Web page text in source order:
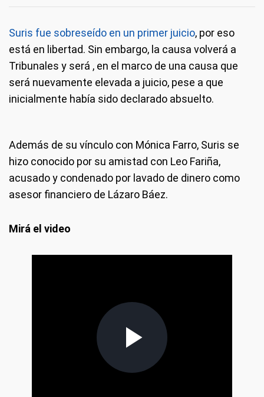
Suris fue sobreseído en un primer juicio, por eso
está en libertad. Sin embargo, la causa volverá a
Tribunales y será , en el marco de una causa que
será nuevamente elevada a juicio, pese a que
inicialmente había sido declarado absuelto.
Además de su vínculo con Mónica Farro, Suris se
hizo conocido por su amistad con Leo Fariña,
acusado y condenado por lavado de dinero como
asesor financiero de Lázaro Báez.
Mirá el video